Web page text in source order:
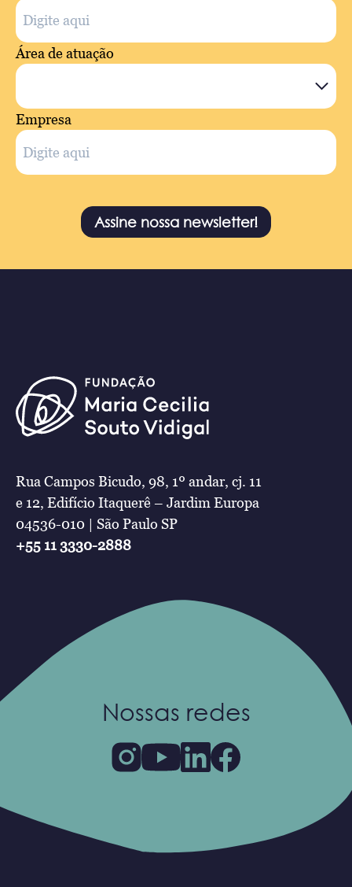
Área de atuação
Empresa
Assine nossa newsletter!
Rua Campos Bicudo, 98, 1º andar, cj. 11
e 12, Edifício Itaquerê – Jardim Europa
04536-010 | São Paulo SP
+55 11 3330-2888
Nossas redes